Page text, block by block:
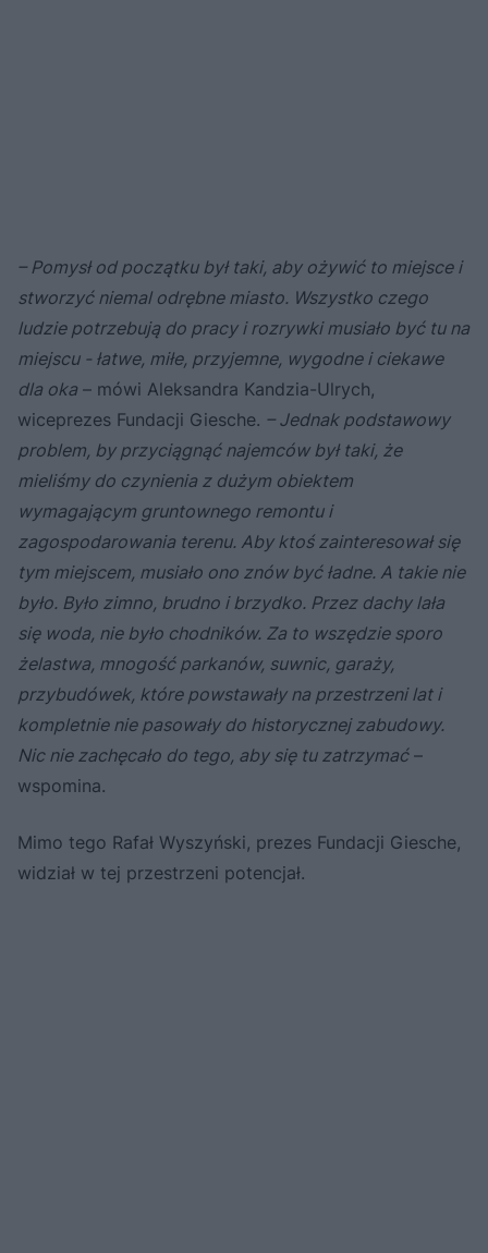
– Pomysł od początku był taki, aby ożywić to miejsce i
stworzyć niemal odrębne miasto. Wszystko czego
ludzie potrzebują do pracy i rozrywki musiało być tu na
miejscu - łatwe, miłe, przyjemne, wygodne i ciekawe
dla oka – mówi Aleksandra Kandzia-Ulrych,
wiceprezes Fundacji Giesche. – Jednak podstawowy
problem, by przyciągnąć najemców był taki, że
mieliśmy do czynienia z dużym obiektem
wymagającym gruntownego remontu i
zagospodarowania terenu. Aby ktoś zainteresował się
tym miejscem, musiało ono znów być ładne. A takie nie
było. Było zimno, brudno i brzydko. Przez dachy lała
się woda, nie było chodników. Za to wszędzie sporo
żelastwa, mnogość parkanów, suwnic, garaży,
przybudówek, które powstawały na przestrzeni lat i
kompletnie nie pasowały do historycznej zabudowy.
Nic nie zachęcało do tego, aby się tu zatrzymać–
wspomina.
Mimo tego Rafał Wyszyński, prezes Fundacji Giesche,
widział w tej przestrzeni potencjał.